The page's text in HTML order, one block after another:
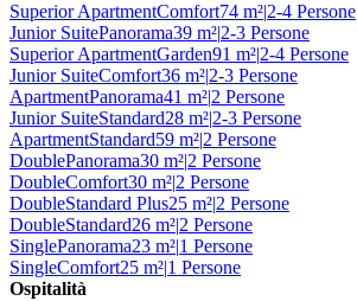
Superior ApartmentComfort74 m²|2-4 Persone
Junior SuitePanorama39 m²|2-3 Persone
Superior ApartmentGarden91 m²|2-4 Persone
Junior SuiteComfort36 m²|2-3 Persone
ApartmentPanorama41 m²|2 Persone
Junior SuiteStandard28 m²|2-3 Persone
ApartmentStandard59 m²|2 Persone
DoublePanorama30 m²|2 Persone
DoubleComfort30 m²|2 Persone
DoubleStandard Plus25 m²|2 Persone
DoubleStandard26 m²|2 Persone
SinglePanorama23 m²|1 Persone
SingleComfort25 m²|1 Persone
Ospitalità